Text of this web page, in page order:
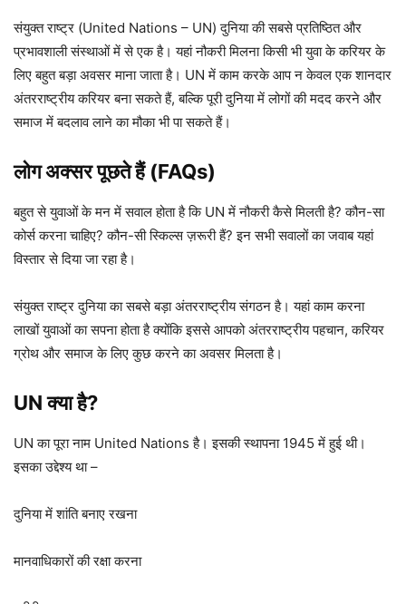
संयुक्त राष्ट्र (United Nations – UN) दुनिया की सबसे प्रतिष्ठित और
प्रभावशाली संस्थाओं में से एक है। यहां नौकरी मिलना किसी भी युवा के करियर के
लिए बहुत बड़ा अवसर माना जाता है। UN में काम करके आप न केवल एक शानदार
अंतरराष्ट्रीय करियर बना सकते हैं, बल्कि पूरी दुनिया में लोगों की मदद करने और
समाज में बदलाव लाने का मौका भी पा सकते हैं।
लोग अक्सर पूछते हैं (FAQs)
बहुत से युवाओं के मन में सवाल होता है कि UN में नौकरी कैसे मिलती है? कौन-सा
कोर्स करना चाहिए? कौन-सी स्किल्स ज़रूरी हैं? इन सभी सवालों का जवाब यहां
विस्तार से दिया जा रहा है।
संयुक्त राष्ट्र दुनिया का सबसे बड़ा अंतरराष्ट्रीय संगठन है। यहां काम करना
लाखों युवाओं का सपना होता है क्योंकि इससे आपको अंतरराष्ट्रीय पहचान, करियर
ग्रोथ और समाज के लिए कुछ करने का अवसर मिलता है।
UN क्या है?
UN का पूरा नाम United Nations है। इसकी स्थापना 1945 में हुई थी।
इसका उद्देश्य था –
दुनिया में शांति बनाए रखना
मानवाधिकारों की रक्षा करना